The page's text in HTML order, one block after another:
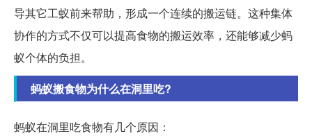
导其它工蚁前来帮助，形成一个连续的搬运链。这种集体
协作的方式不仅可以提高食物的搬运效率，还能够减少蚂
蚁个体的负担。
蚂蚁搬食物为什么在洞里吃?
蚂蚁在洞里吃食物有几个原因：